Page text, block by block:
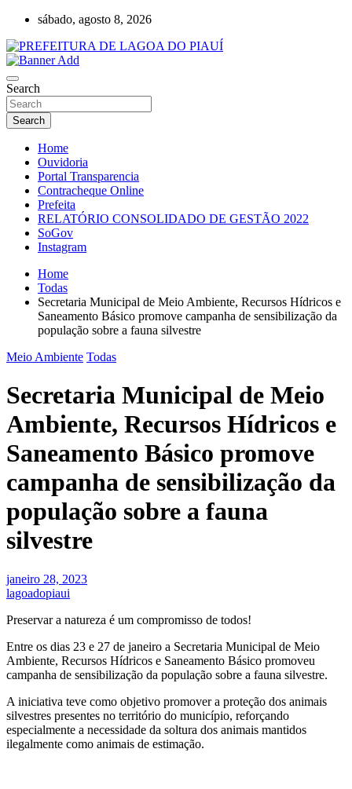
Skip
content
sábado, agosto 8, 2026
PREFEITURA DE LAGOA DO PIAUÍ
Search
Search
Home
Ouvidoria
Portal Transparencia
Contracheque Online
Prefeita
RELATÓRIO CONSOLIDADO DE GESTÃO 2022
SoGov
Instagram
Home
Todas
Secretaria Municipal de Meio Ambiente, Recursos Hídricos e
Saneamento Básico promove campanha de sensibilização da
população sobre a fauna silvestre
Meio Ambiente Todas
Secretaria Municipal de Meio
Ambiente, Recursos Hídricos e
Saneamento Básico promove
campanha de sensibilização da
população sobre a fauna
silvestre
janeiro 28, 2023
lagoadopiaui
Preservar a natureza é um compromisso de todos!
Entre os dias 23 e 27 de janeiro a Secretaria Municipal de Meio
Ambiente, Recursos Hídricos e Saneamento Básico promoveu
campanha de sensibilização da população sobre a fauna silvestre.
A iniciativa teve como objetivo promover a proteção dos animais
silvestres presentes no território do município, reforçando
especialmente a necessidade da soltura dos animais mantidos
ilegalmente como animais de estimação.